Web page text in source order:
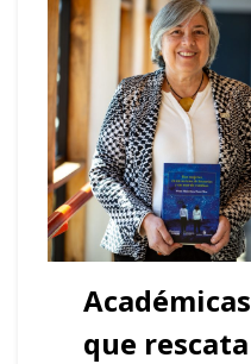
que